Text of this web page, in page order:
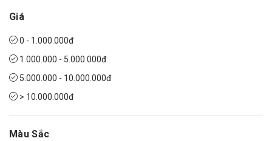
Giá
0 - 1.000.000đ
1.000.000 - 5.000.000đ
5.000.000 - 10.000.000đ
> 10.000.000đ
Màu Sắc